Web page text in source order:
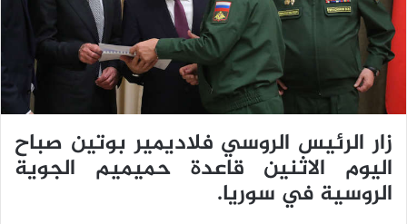
د
ت
و
زار الرئيس الروسي فلاديمير بوتين صباح
اليوم الاثنين قاعدة حميميم الجوية
الروسية في سوريا.